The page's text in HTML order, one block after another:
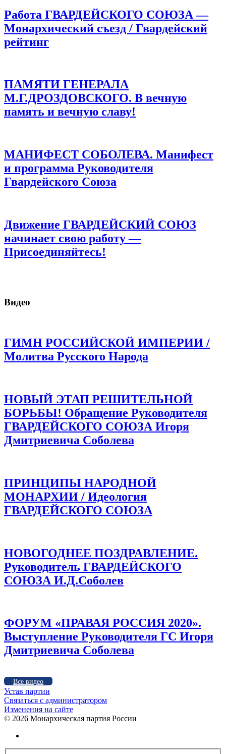
Работа ГВАРДЕЙСКОГО СОЮЗА —
Монархический съезд / Гвардейский
рейтинг
ПАМЯТИ ГЕНЕРАЛА
М.Г.ДРОЗДОВСКОГО. В вечную
память и вечную славу!
МАНИФЕСТ СОБОЛЕВА. Манифест
и программа Руководителя
Гвардейского Союза
Движение ГВАРДЕЙСКИЙ СОЮЗ
начинает свою работу —
Присоединяйтесь!
Видео
ГИМН РОССИЙСКОЙ ИМПЕРИИ /
Молитва Русского Народа
НОВЫЙ ЭТАП РЕШИТЕЛЬНОЙ
БОРЬБЫ! Обращение Руководителя
ГВАРДЕЙСКОГО СОЮЗА Игоря
Дмитриевича Соболева
ПРИНЦИПЫ НАРОДНОЙ
МОНАРХИИ / Идеология
ГВАРДЕЙСКОГО СОЮЗА
НОВОГОДНЕЕ ПОЗДРАВЛЕНИЕ.
Руководитель ГВАРДЕЙСКОГО
СОЮЗА И.Д.Соболев
ФОРУМ «ПРАВАЯ РОССИЯ 2020».
Выступление Руководителя ГС Игоря
Дмитриевича Соболева
Все видео
Устав партии
Связаться с администратором
Изменения на сайте
© 2026 Монархическая партия России